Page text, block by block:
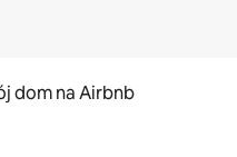
dom na Airbnb